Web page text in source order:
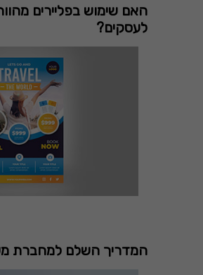
האם שימוש בפליירים
לעסקים?
המדריך השלם למחברת